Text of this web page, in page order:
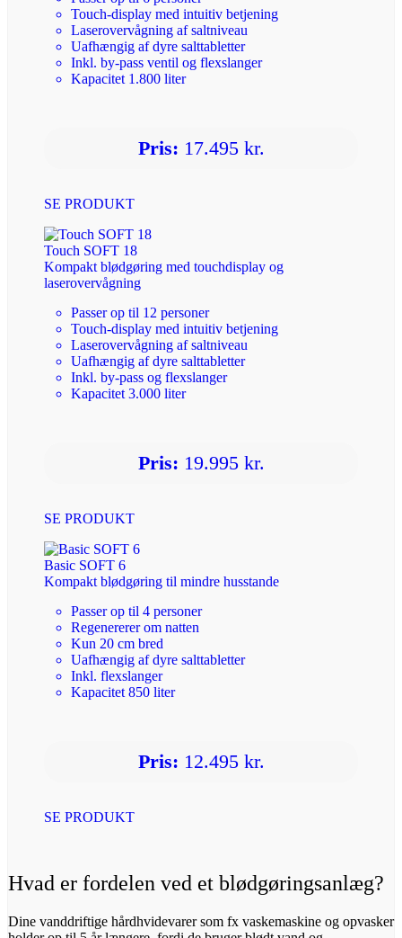
Touch-display med intuitiv betjening
Laserovervågning af saltniveau
Uafhængig af dyre salttabletter
Inkl. by-pass ventil og flexslanger
Kapacitet 1.800 liter
Pris: 17.495 kr.
SE PRODUKT
Touch SOFT 18
Kompakt blødgøring med touchdisplay og
laserovervågning
Passer op til 12 personer
Touch-display med intuitiv betjening
Laserovervågning af saltniveau
Uafhængig af dyre salttabletter
Inkl. by-pass og flexslanger
Kapacitet 3.000 liter
Pris: 19.995 kr.
SE PRODUKT
Basic SOFT 6
Kompakt blødgøring til mindre husstande
Passer op til 4 personer
Regenererer om natten
Kun 20 cm bred
Uafhængig af dyre salttabletter
Inkl. flexslanger
Kapacitet 850 liter
Pris: 12.495 kr.
SE PRODUKT
Hvad er fordelen ved et blødgøringsanlæg?
Dine vanddriftige hårdhvidevarer som fx vaskemaskine og opvasker